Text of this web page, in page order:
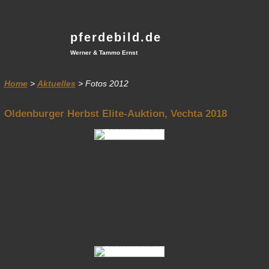
pferdebild.de
Werner & Tammo Ernst
Home> Aktuelles > Fotos 2012
Oldenburger Herbst Elite-Auktion, Vechta 2018
001 Soiree D Ete Sportelite Dressur 01